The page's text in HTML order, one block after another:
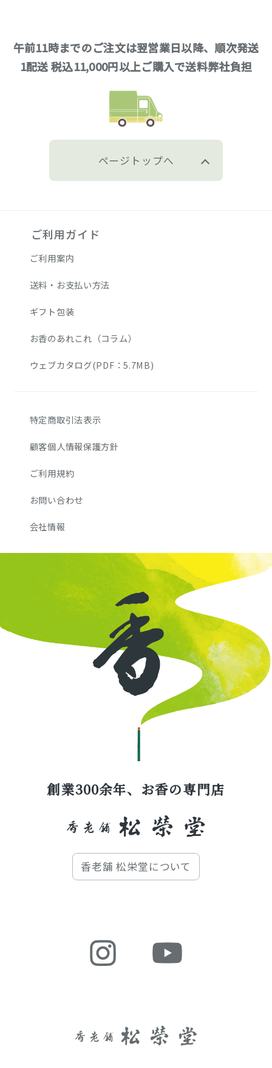
午前11時までのご注文は翌営業日以降、順次発送
1配送 税込11,000円以上ご購入で送料弊社負担
ページトップへ
ご利用ガイド
ご利用案内
送料・お支払い方法
ギフト包装
お香のあれこれ（コラム）
ウェブカタログ(PDF：5.7MB)
特定商取引法表示
顧客個人情報保護方針
ご利用規約
お問い合わせ
会社情報
創業300余年、お香の専門店
香老舗 松栄堂について